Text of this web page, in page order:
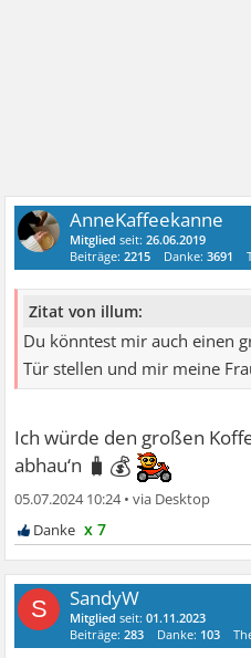
AnneKaffeekanne
Mitglied seit:26.06.2019
Beiträge:2215 Danke:3691
Zitat von illum:
Du könntest mir auch einen
Tür stellen und mir meine
Ich würde den großen
abhau‘n 🧳💰
05.07.2024 10:24•
x 7
S SandyW
Mitglied seit:01.11.2023
Beiträge:283 Danke: 103